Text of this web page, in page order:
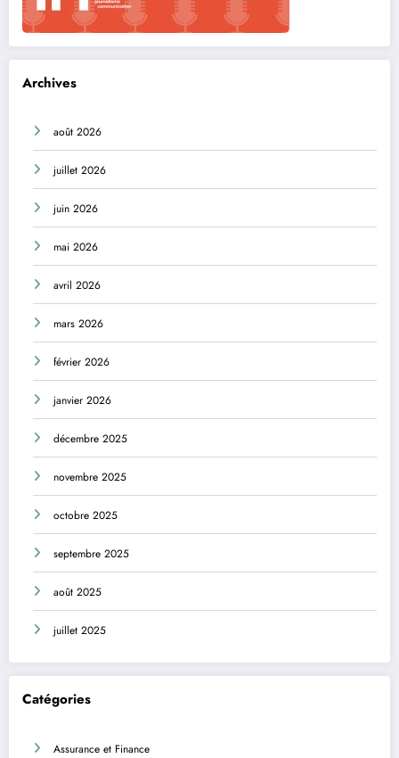
Archives
août 2026
juillet 2026
juin 2026
mai 2026
avril 2026
mars 2026
février 2026
janvier 2026
décembre 2025
novembre 2025
octobre 2025
septembre 2025
août 2025
juillet 2025
Catégories
Assurance et Finance